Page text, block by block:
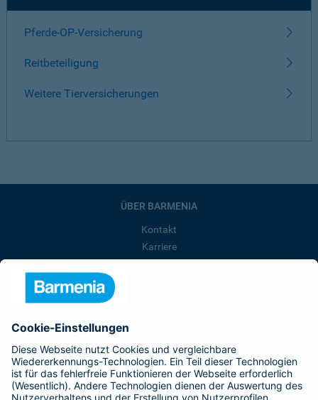
Pferde-OP-Versicherung
Reitbeteiligung
Weitere Tierversicherungen
ÜBER BARMENIA
Kontakt
Karriere
Barmenia ist Teil der BarmeniaGothaer
BELIEBTE SEITEN
Kranken-Zusatzversicherung